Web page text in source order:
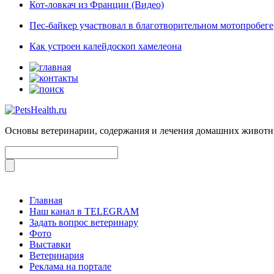
Кот-ловкач из Франции (Видео)
Пес-байкер участвовал в благотворительном мотопробеге
Как устроен калейдоскоп хамелеона
Основы ветеринарии, содержания и лечения домашних
Главная
Наш канал в TELEGRAM
Задать вопрос ветеринару
Фото
Выставки
Ветеринария
Реклама на портале